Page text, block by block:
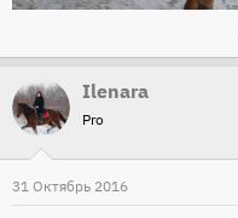
Ilenara
Pro
31 Октябрь 2016